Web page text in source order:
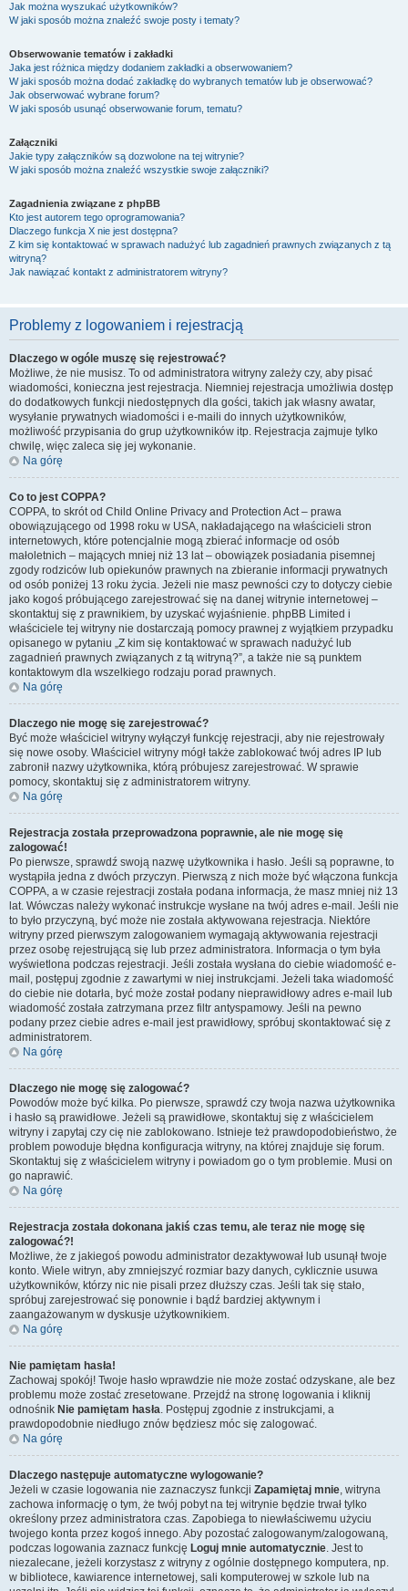
Jak można wyszukać użytkowników?
W jaki sposób można znaleźć swoje posty i tematy?
Obserwowanie tematów i zakładki
Jaka jest różnica między dodaniem zakładki a obserwowaniem?
W jaki sposób można dodać zakładkę do wybranych tematów lub je obserwować?
Jak obserwować wybrane forum?
W jaki sposób usunąć obserwowanie forum, tematu?
Załączniki
Jakie typy załączników są dozwolone na tej witrynie?
W jaki sposób można znaleźć wszystkie swoje załączniki?
Zagadnienia związane z phpBB
Kto jest autorem tego oprogramowania?
Dlaczego funkcja X nie jest dostępna?
Z kim się kontaktować w sprawach nadużyć lub zagadnień prawnych związanych z tą
witryną?
Jak nawiązać kontakt z administratorem witryny?
Problemy z logowaniem i rejestracją
Dlaczego w ogóle muszę się rejestrować?
Możliwe, że nie musisz. To od administratora witryny zależy czy, aby pisać
wiadomości, konieczna jest rejestracja. Niemniej rejestracja umożliwia dostęp
do dodatkowych funkcji niedostępnych dla gości, takich jak własny awatar,
wysyłanie prywatnych wiadomości i e-maili do innych użytkowników,
możliwość przypisania do grup użytkowników itp. Rejestracja zajmuje tylko
chwilę, więc zaleca się jej wykonanie.
Na górę
Co to jest COPPA?
COPPA, to skrót od Child Online Privacy and Protection Act – prawa
obowiązującego od 1998 roku w USA, nakładającego na właścicieli stron
internetowych, które potencjalnie mogą zbierać informacje od osób
małoletnich – mających mniej niż 13 lat – obowiązek posiadania pisemnej
zgody rodziców lub opiekunów prawnych na zbieranie informacji prywatnych
od osób poniżej 13 roku życia. Jeżeli nie masz pewności czy to dotyczy ciebie
jako kogoś próbującego zarejestrować się na danej witrynie internetowej –
skontaktuj się z prawnikiem, by uzyskać wyjaśnienie. phpBB Limited i
właściciele tej witryny nie dostarczają pomocy prawnej z wyjątkiem przypadku
opisanego w pytaniu „Z kim się kontaktować w sprawach nadużyć lub
zagadnień prawnych związanych z tą witryną?”, a także nie są punktem
kontaktowym dla wszelkiego rodzaju porad prawnych.
Na górę
Dlaczego nie mogę się zarejestrować?
Być może właściciel witryny wyłączył funkcję rejestracji, aby nie rejestrowały
się nowe osoby. Właściciel witryny mógł także zablokować twój adres IP lub
zabronił nazwy użytkownika, którą próbujesz zarejestrować. W sprawie
pomocy, skontaktuj się z administratorem witryny.
Na górę
Rejestracja została przeprowadzona poprawnie, ale nie mogę się
zalogować!
Po pierwsze, sprawdź swoją nazwę użytkownika i hasło. Jeśli są poprawne, to
wystąpiła jedna z dwóch przyczyn. Pierwszą z nich może być włączona funkcja
COPPA, a w czasie rejestracji została podana informacja, że masz mniej niż 13
lat. Wówczas należy wykonać instrukcje wysłane na twój adres e-mail. Jeśli nie
to było przyczyną, być może nie została aktywowana rejestracja. Niektóre
witryny przed pierwszym zalogowaniem wymagają aktywowania rejestracji
przez osobę rejestrującą się lub przez administratora. Informacja o tym była
wyświetlona podczas rejestracji. Jeśli została wysłana do ciebie wiadomość e-
mail, postępuj zgodnie z zawartymi w niej instrukcjami. Jeżeli taka wiadomość
do ciebie nie dotarła, być może został podany nieprawidłowy adres e-mail lub
wiadomość została zatrzymana przez filtr antyspamowy. Jeśli na pewno
podany przez ciebie adres e-mail jest prawidłowy, spróbuj skontaktować się z
administratorem.
Na górę
Dlaczego nie mogę się zalogować?
Powodów może być kilka. Po pierwsze, sprawdź czy twoja nazwa użytkownika
i hasło są prawidłowe. Jeżeli są prawidłowe, skontaktuj się z właścicielem
witryny i zapytaj czy cię nie zablokowano. Istnieje też prawdopodobieństwo, że
problem powoduje błędna konfiguracja witryny, na której znajduje się forum.
Skontaktuj się z właścicielem witryny i powiadom go o tym problemie. Musi on
go naprawić.
Na górę
Rejestracja została dokonana jakiś czas temu, ale teraz nie mogę się
zalogować?!
Możliwe, że z jakiegoś powodu administrator dezaktywował lub usunął twoje
konto. Wiele witryn, aby zmniejszyć rozmiar bazy danych, cyklicznie usuwa
użytkowników, którzy nic nie pisali przez dłuższy czas. Jeśli tak się stało,
spróbuj zarejestrować się ponownie i bądź bardziej aktywnym i
zaangażowanym w dyskusje użytkownikiem.
Na górę
Nie pamiętam hasła!
Zachowaj spokój! Twoje hasło wprawdzie nie może zostać odzyskane, ale bez
problemu może zostać zresetowane. Przejdź na stronę logowania i kliknij
odnośnik Nie pamiętam hasła. Postępuj zgodnie z instrukcjami, a
prawdopodobnie niedługo znów będziesz móc się zalogować.
Na górę
Dlaczego następuje automatyczne wylogowanie?
Jeżeli w czasie logowania nie zaznaczysz funkcji Zapamiętaj mnie, witryna
zachowa informację o tym, że twój pobyt na tej witrynie będzie trwał tylko
określony przez administratora czas. Zapobiega to niewłaściwemu użyciu
twojego konta przez kogoś innego. Aby pozostać zalogowanym/zalogowaną,
podczas logowania zaznacz funkcję Loguj mnie automatycznie. Jest to
niezalecane, jeżeli korzystasz z witryny z ogólnie dostępnego komputera, np.
w bibliotece, kawiarence internetowej, sali komputerowej w szkole lub na